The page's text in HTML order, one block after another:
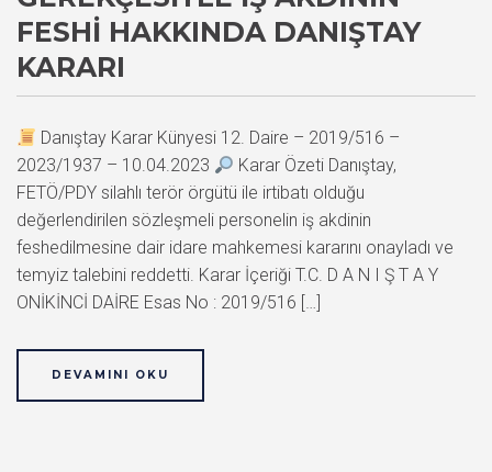
FESHI HAKKINDA DANIŞTAY
KARARI
Danıştay Karar Künyesi 12. Daire – 2019/516 –
2023/1937 – 10.04.2023
Karar Özeti Danıştay,
FETÖ/PDY silahlı terör örgütü ile irtibatı olduğu
değerlendirilen sözleşmeli personelin iş akdinin
feshedilmesine dair idare mahkemesi kararını onayladı ve
temyiz talebini reddetti. Karar İçeriği T.C. D A N I Ş T A Y
ONİKİNCİ DAİRE Esas No : 2019/516 […]
DEVAMINI OKU